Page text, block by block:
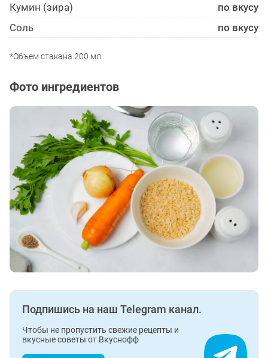
Кумин (зира)
по вкусу
Соль
по вкусу
*Объем стакана 200 мл
Фото ингредиентов
Подпишись на наш Telegram канал.
Чтобы не пропустить свежие рецепты и
вкусные советы от Вкуснофф